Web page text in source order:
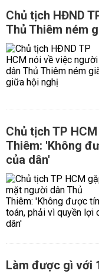
Chủ tịch HĐND
Thủ Thiêm ném
Chủ tịch TP
Thiêm: 'Không
của dân'
Làm được gì với